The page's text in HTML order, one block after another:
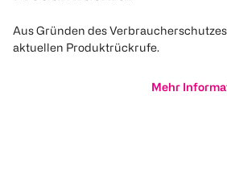
Aus Gründen des
aktuellen Produktrückrufe.
Mehr